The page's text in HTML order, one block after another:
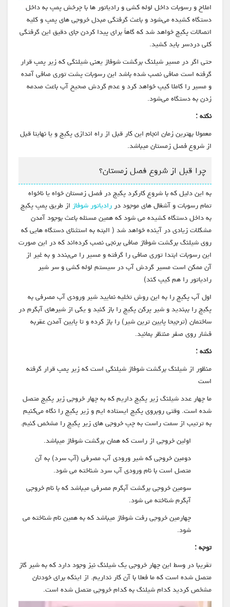
املاح و رسوبات داخل لوله کشی و رادیاتور ها با چرخش پمپ به داخل
دستگاه کشیده می‌شود و باعث گرفتگی مبدل خروجی های پمپ و کلیه
اتصالات پکیج خواهد شد که گاهاً برای پیدا کردن جای دقیق این گرفتگی
کلی دردسر باید کشید.
حتی اگر در مسیر شیلنگ برگشت شوفاژ یعنی شیلنگی که زیر پمپ قرار
گرفته است صافی نصب شده باشد این رسوبات پشت توری صافی آمده
و مسیر را کاملا کیپ خواهد کرد و عدم گردش صحیح آب باعث صدمه
زدن به دستگاه می‌شود.
نکته :
معمولا بهترین زمان انجام این کار قبل از راه اندازی پکیج و یا نهایتا قبل
از شروع فصل زمستان میباشد.
چرا قبل از شروع فصل زمستان؟
به این دلیل که با شروع کارکرد پکیج در فصل زمستان خواه یا ناخواه
تمام رسوبات و آشغال های موجود دررادیاتور شوفاژاز طریق پمپ پکیج
به داخل دستگاه کشیده می شود که همین مسئله باعث بوجود آمدن
مشکلات زیادی در آینده خواهد شد ( البته به استثنای دستگاه هایی که
روی شیلنگ برگشت شوفاژ صافی برنجی نصب کرده‌اند که در این صورت
این رسوبات ابتدا توری صافی را گرفته و مسیر را می‌بندد و به غیر از
آن ممکن است مسیر گردش آب در سیستم لوله کشی و سر شیر
رادیاتور را هم کیپ کند)
اول آب پکیج را به این روش تخلیه نمایید شیر ورودی آب مصرفی به
پکیج را ببندید و شیر پرکن پکیج را باز کنید و یکی از شیرهای آبگرم در
ساختمان (ترجیحا پایین ترین شیر) را باز کرده و تا پایین آمدن عقربه
فشار روی صفر منتظر بمانید.
نکته :
منظور از شیلنگ برگشت شوفاژ شیلنگی است که زیر پمپ قرار گرفته
است
ما چهار عدد شیلنگ زیر پکیج داریم که به چهار خروجی زیر پکیج متصل
شده است. وقتی روبروی پکیج ایستاده ایم و زیر پکیج را نگاه می‌کنیم
به ترتیب از سمت راست به چپ خروجی های زیر پکیج را مشخص کنیم.
اولین خروجی از راست که همان برگشت شوفاژ میباشد.
دومین خروجی که شیر ورودی آب مصرفی (آب سرد) به آن
متصل است با نام ورودی آب سرد شناخته می شود.
سومین خروجی برگشت آبگرم مصرفی میباشد که با نام خروجی
آبگرم شناخته می شود.
چهارمین خروجی رفت شوفاژ میباشد که به همین نام شناخته می
شود.
توجه :
تقریبا در وسط این چهار خروجی یک شیلنگ نیز وجود دارد که به شیر گاز
متصل شده است که ما فعلا با آن کار نداریم. از اینکه برای خودتان
مشخص کردید کدام شیلنگ به کدام خروجی متصل شده است.